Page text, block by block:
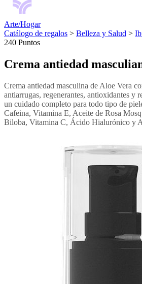
Arte/Hogar
Catálogo de regalos > Belleza y Salud >
240 Puntos
Crema antiedad
Crema antiedad masculina de Aloe Vera
antiarrugas, regenerantes, antioxidantes y
un cuidado completo para todo tipo de
Cafeina, Vitamina E, Aceite de Rosa
Biloba, Vitamina C, Ácido Hialurónico y